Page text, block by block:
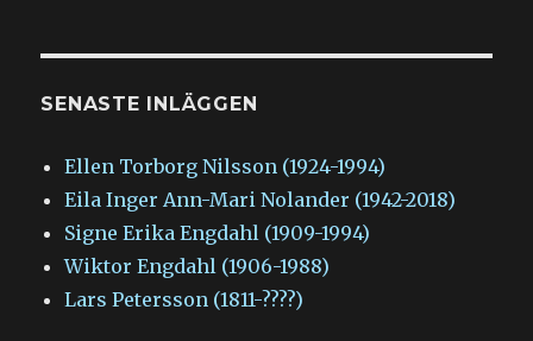
SENASTE INLÄGGEN
Ellen Torborg Nilsson (1924-1994)
Eila Inger Ann-Mari Nolander (1942-2018)
Signe Erika Engdahl (1909-1994)
Wiktor Engdahl (1906-1988)
Lars Petersson (1811-????)